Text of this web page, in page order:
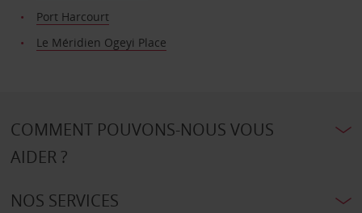
Port Harcourt
Le Méridien Ogeyi Place
COMMENT POUVONS-NOUS VOUS
AIDER ?
NOS SERVICES